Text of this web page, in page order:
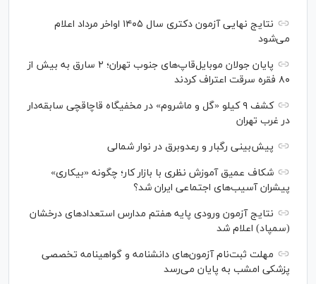
نتایج نهایی آزمون دکتری سال ۱۴۰۵ اواخر مرداد اعلام
می‌شود
پایان جولان موبایل‌قاپ‌های جنوب تهران؛ ۲ سارق به بیش از
۸۰ فقره سرقت اعتراف کردند
کشف ۹ کیلو «گل و ماشروم» در مخفیگاه قاچاقچی سابقه‌دار
در غرب تهران
پیش‌بینی رگبار و رعدوبرق در نوار شمالی
شکاف عمیق آموزش نظری با بازار کار؛ چگونه «بیکاری»
پیشران آسیب‌های اجتماعی ایران شد؟
نتایج آزمون ورودی پایه هفتم مدارس استعدادهای درخشان
(سمپاد) اعلام شد
مهلت ثبت‌نام آزمون‌های دانشنامه و گواهینامه تخصصی
پزشکی امشب به پایان می‌رسد